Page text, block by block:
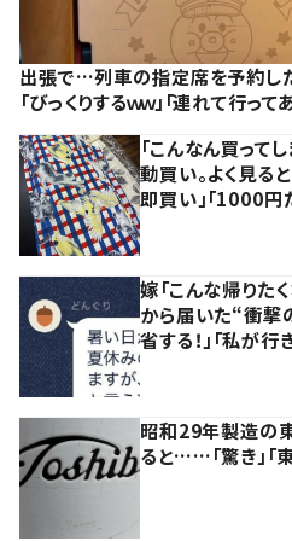
出張で…列車の指定席を予約
「びっくりするｗｗ」「連れて行って
「こんなん買って
動買い。よく見る
即買い」「1000円
嫁「こんな帰りた
から届いた“衝撃
省する！」「私が行
昭和29年製造の
ると……「驚き」「